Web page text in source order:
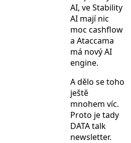
AI, ve Stability
AI mají nic
moc cashflow
a Ataccama
má nový AI
engine.
A dělo se toho
ještě
mnohem víc.
Proto je tady
DATA talk
newsletter.